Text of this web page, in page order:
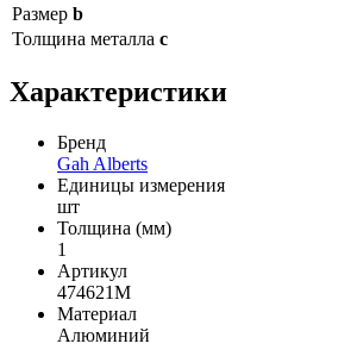
Размер b
Толщина металла c
Характеристики
Бренд
Gah Alberts
Единицы измерения
шт
Толщина (мм)
1
Артикул
474621М
Материал
Алюминий